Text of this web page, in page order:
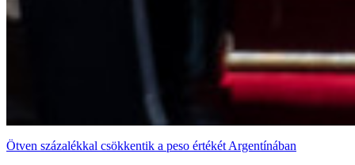
Ötven százalékkal csökkentik a peso értékét Argentínában